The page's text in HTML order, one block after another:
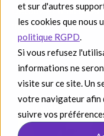
et sur d'autres
les cookies que nous
politique RGPD.
Si vous refusez
informations ne
visite sur ce site. Un
votre navigateur afin
suivre vos
Découvrez 6
maintien dans
professionnelle.